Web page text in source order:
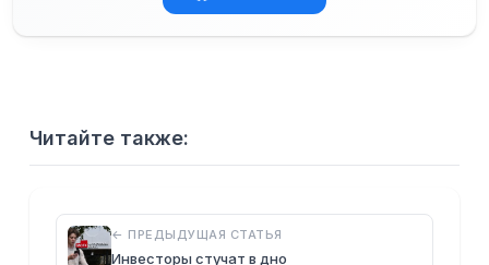
Читайте также:
← ПРЕДЫДУЩАЯ СТАТЬЯ
Инвесторы стучат в дно